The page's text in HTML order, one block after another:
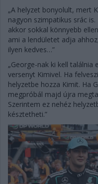
„A helyzet bonyolult, mert
nagyon szimpatikus srác
akkor sokkal könnyebb
ami a lendületet adja
ilyen kedves…”
„George-nak ki kell
versenyt Kimivel. Ha
helyzetbe hozza Kimit. Ha
megpróbál majd újra
Szerintem ez nehéz
késztetheti.”